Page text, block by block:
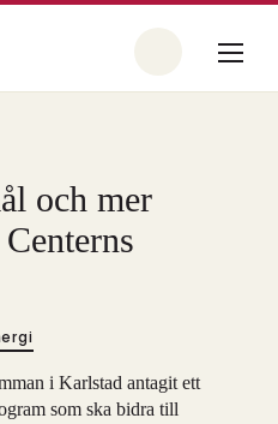
och mer
i Karlstad antagit ett
som ska bidra till